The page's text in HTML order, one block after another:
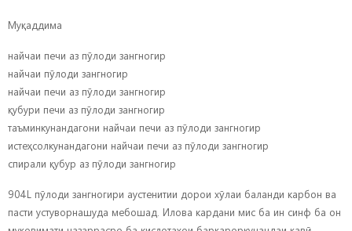
Муқаддима
найчаи печи аз пӯлоди зангногир
найчаи пӯлоди зангногир
найчаи печи аз пӯлоди зангногир
қубури печи аз пӯлоди зангногир
таъминкунандагони найчаи печи аз пӯлоди зангногир
истеҳсолкунандагони найчаи печи аз пӯлоди зангногир
спирали қубур аз пӯлоди зангногир
904L пӯлоди зангногири аустенитии дорои хӯлаи баланди карбон ва
пасти устуворнашуда мебошад. Илова кардани мис ба ин синф ба он